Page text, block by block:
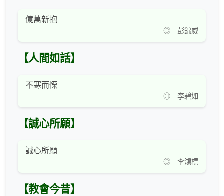
億萬新抱
◎ 彭錦威
【人間如話】
不寒而慄
◎ 李碧如
【誠心所願】
誠心所願
◎ 李鴻標
【教會今昔】